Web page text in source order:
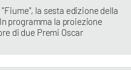
la sesta edizione della
programma la proiezione
di due Premi Oscar